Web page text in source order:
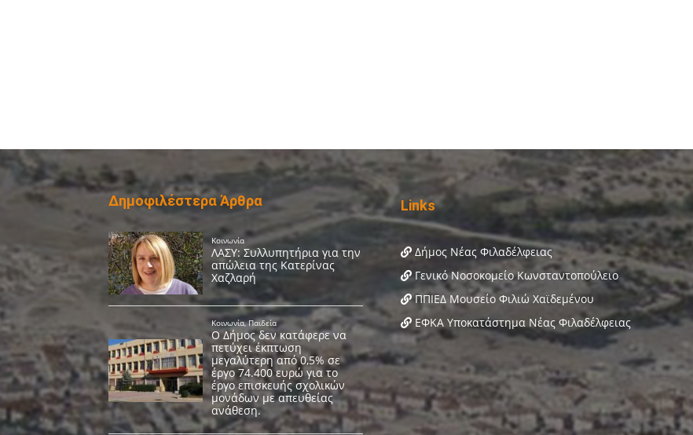
Δημοφιλέστερα Άρθρα Links
Δήμος Νέας Φιλαδέλφειας
Γενικό Νοσοκομείο Κωνσταντοπούλειο
ΠΠΙΕΔ Μουσείο Φιλιώ Χαϊδεμένου
ΕΦΚΑ Υποκατάστημα Νέας Φιλαδέλφειας